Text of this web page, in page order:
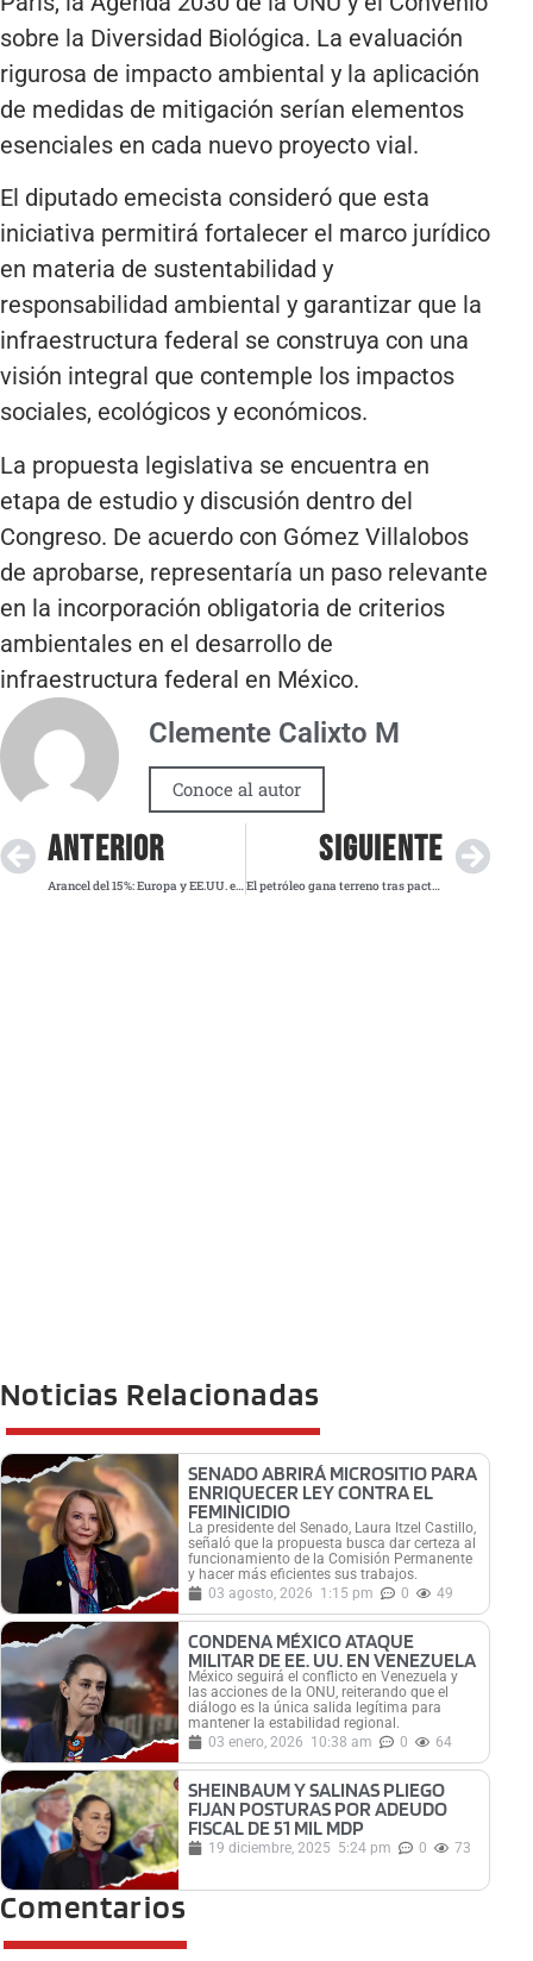
sobre la Diversidad Biológica. La evaluación
rigurosa de impacto ambiental y la aplicación
de medidas de mitigación serían elementos
esenciales en cada nuevo proyecto vial.
El diputado emecista consideró que esta
iniciativa permitirá fortalecer el marco jurídico
en materia de sustentabilidad y
responsabilidad ambiental y garantizar que la
infraestructura federal se construya con una
visión integral que contemple los impactos
sociales, ecológicos y económicos.
La propuesta legislativa se encuentra en
etapa de estudio y discusión dentro del
Congreso. De acuerdo con Gómez Villalobos
de aprobarse, representaría un paso relevante
en la incorporación obligatoria de criterios
ambientales en el desarrollo de
infraestructura federal en México.
Clemente Calixto M
Conoce al autor
ANTERIOR
Arancel del 15 %: Europa y EE.UU. evitan guerra comercial
SIGUIENTE
El petróleo gana terreno tras pacto económico entre Estados Unidos y la Unión Europea
Noticias Relacionadas
SENADO ABRIRÁ MICROSITIO PARA
ENRIQUECER LEY CONTRA EL
FEMINICIDIO
La presidente del Senado, Laura Itzel Castillo,
señaló que la propuesta busca dar certeza al
funcionamiento de la Comisión Permanente
y hacer más eficientes sus trabajos.
03 agosto, 2026 1:15 pm 0 49
CONDENA MÉXICO ATAQUE
MILITAR DE EE. UU. EN VENEZUELA
México seguirá el conflicto en Venezuela y
las acciones de la ONU, reiterando que el
diálogo es la única salida legítima para
mantener la estabilidad regional.
03 enero, 2026 10:38 am 0 64
SHEINBAUM Y SALINAS PLIEGO
FIJAN POSTURAS POR ADEUDO
FISCAL DE 51 MIL MDP
19 diciembre, 2025 5:24 pm 0 73
Comentarios